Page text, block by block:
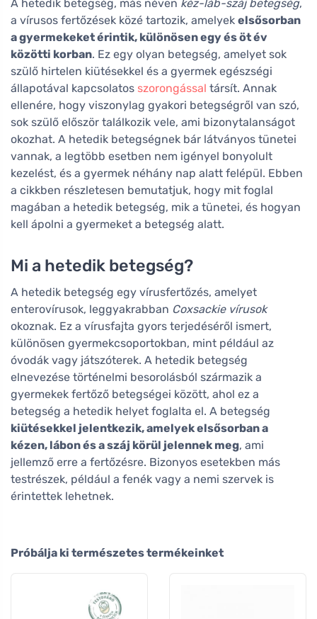
A hetedik betegség, más néven kéz-láb-száj betegség,
a vírusos fertőzések közé tartozik, amelyek elsősorban
a gyermekeket érintik, különösen egy és öt év
közötti korban. Ez egy olyan betegség, amelyet sok
szülő hirtelen kiütésekkel és a gyermek egészségi
állapotával kapcsolatos szorongással társít. Annak
ellenére, hogy viszonylag gyakori betegségről van szó,
sok szülő először találkozik vele, ami bizonytalanságot
okozhat. A hetedik betegségnek bár látványos tünetei
vannak, a legtöbb esetben nem igényel bonyolult
kezelést, és a gyermek néhány nap alatt felépül. Ebben
a cikkben részletesen bemutatjuk, hogy mit foglal
magában a hetedik betegség, mik a tünetei, és hogyan
kell ápolni a gyermeket a betegség alatt.
Mi a hetedik betegség?
A hetedik betegség egy vírusfertőzés, amelyet
enterovírusok, leggyakrabban Coxsackie vírusok
okoznak. Ez a vírusfajta gyors terjedéséről ismert,
különösen gyermekcsoportokban, mint például az
óvodák vagy játszóterek. A hetedik betegség
elnevezése történelmi besorolásból származik a
gyermekek fertőző betegségei között, ahol ez a
betegség a hetedik helyet foglalta el. A betegség
kiütésekkel jelentkezik, amelyek elsősorban a
kézen, lábon és a száj körül jelennek meg, ami
jellemző erre a fertőzésre. Bizonyos esetekben más
testrészek, például a fenék vagy a nemi szervek is
érintettek lehetnek.
Próbálja ki természetes termékeinket